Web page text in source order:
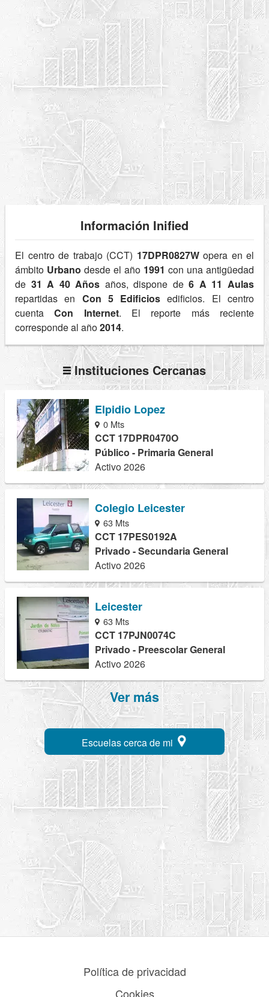
Información Inified
El centro de trabajo (CCT) 17DPR0827Wopera en el
ámbito Urbano desde el año 1991 con una antigüedad
de 31 A 40 Años años, dispone de6 A 11 Aulas
repartidas en Con 5 Edificios edificios. El centro
cuentaCon Internet. El reporte más reciente
corresponde al año2014.
Instituciones Cercanas
Elpidio Lopez
0 Mts
CCT 17DPR0470O
Público - Primaria General
Activo 2026
Colegio Leicester
63 Mts
CCT 17PES0192A
Privado - Secundaria General
Activo 2026
Leicester
63 Mts
CCT 17PJN0074C
Privado - Preescolar General
Activo 2026
Ver más
Escuelas cerca de mi
Política de privacidad
Cookies